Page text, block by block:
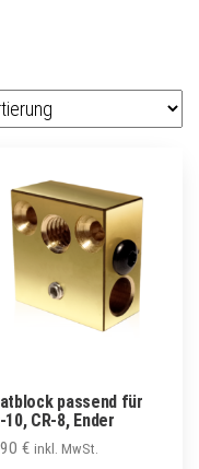
passend für
10, CR-8, Ender
€ inkl. MwSt.